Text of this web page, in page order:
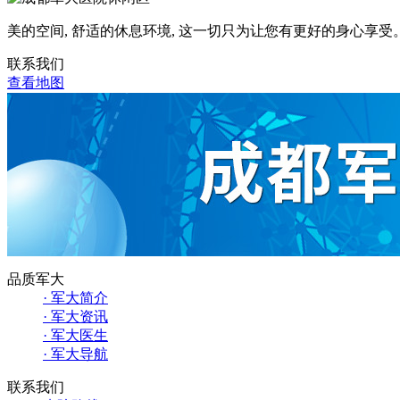
美的空间, 舒适的休息环境, 这一切只为让您有更好的身心享受
联系我们
查看地图
品质军大
· 军大简介
· 军大资讯
· 军大医生
· 军大导航
联系我们